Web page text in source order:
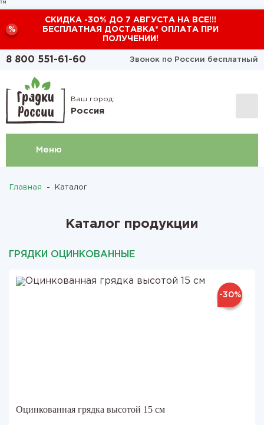
™
%
СКИДКА -30% ДО 7 АВГУСТА НА ВСЕ!!!
БЕСПЛАТНАЯ ДОСТАВКА* ОПЛАТА ПРИ
ПОЛУЧЕНИИ!
8 800 551-61-60 Звонок по России бесплатный
Ваш город:
Россия
Меню
Главная - Каталог
Каталог продукции
ГРЯДКИ ОЦИНКОВАННЫЕ
-30%
Оцинкованная грядка высотой 15 см